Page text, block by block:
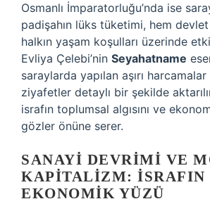
Osmanlı İmparatorluğu’nda ise
padişahın lüks tüketimi, hem
halkın yaşam koşulları üzerinde
Evliya Çelebi’nin Seyahatname
saraylarda yapılan aşırı
ziyafetler detaylı bir şekilde
israfın toplumsal algısını ve
gözler önüne serer.
SANAYI DEVRIMI VE
KAPITALIZM: İSRAFIN
EKONOMIK YÜZÜ